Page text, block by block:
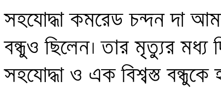
সহযোদ্ধা কমরেড চন্দন দা
বন্ধুও ছিলেন। তার মৃত্যুর মধ্য
সহযোদ্ধা ও এক বিশ্বস্ত বন্ধুকে